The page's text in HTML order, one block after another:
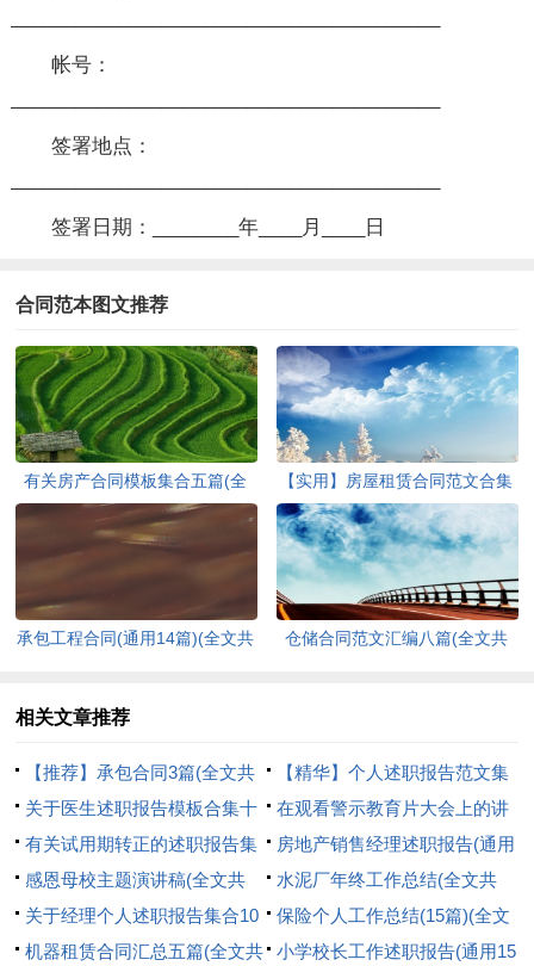
帐号：
签署地点：
签署日期：________年____月____日
合同范本图文推荐
有关房产合同模板集合五篇(全
文共4568字)
【实用】房屋租赁合同范文合集
5篇(全文共3795字)
承包工程合同(通用14篇)(全文共
仓储合同范文汇编八篇(全文共
相关文章推荐
【推荐】承包合同3篇(全文共
3389字)
【精华】个人述职报告范文集
锦八篇(全文共8219字)
关于医生述职报告模板合集十
篇(全文共12765字)
在观看警示教育片大会上的讲
话(全文共2199字)
有关试用期转正的述职报告集
合5篇(全文共7484字)
房地产销售经理述职报告(通用
10篇)(全文共19064字)
感恩母校主题演讲稿(全文共
5721字)
水泥厂年终工作总结(全文共
8242字)
关于经理个人述职报告集合10
篇(全文共16083字)
保险个人工作总结(15篇)(全文
共21065字)
机器租赁合同汇总五篇(全文共 小学校长工作述职报告(通用15